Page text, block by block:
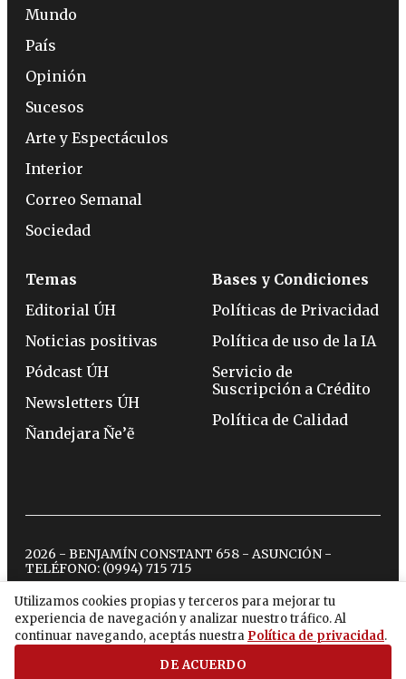
Utilizamos cookies propias y terceros para mejorar tu
experiencia de navegación y analizar nuestro tráfico. Al
continuar navegando, aceptás nuestra Política de privacidad.
DE ACUERDO
Mundo
País
Opinión
Sucesos
Arte y Espectáculos
Interior
Correo Semanal
Sociedad
Temas
Editorial ÚH
Noticias positivas
Pódcast ÚH
Newsletters ÚH
Ñandejara Ñe’ẽ
Bases y Condiciones
Políticas de Privacidad
Política de uso de la IA
Servicio de
Suscripción a Crédito
Política de Calidad
2026 - BENJAMÍN CONSTANT 658 - ASUNCIÓN -
TELÉFONO: (0994) 715 715
twitterinstagram
facebook
tiktokyoutubespotify